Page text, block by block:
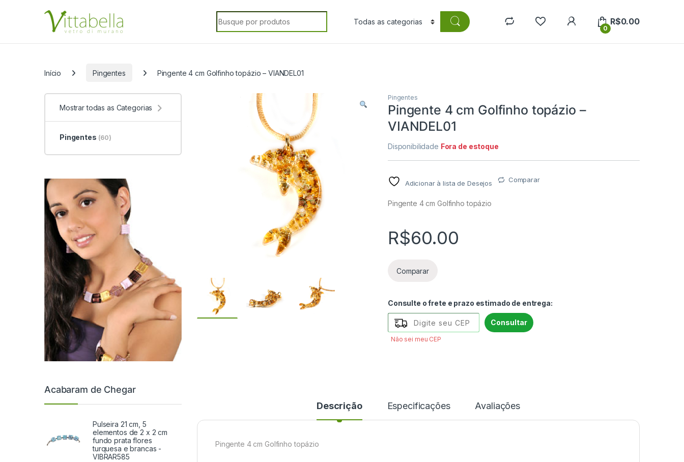
Search for:
0
R$0.00
Início Pingentes Pingente 4 cm Golfinho topázio – VIANDEL01
Pingentes
Pingente 4 cm Golfinho topázio –
VIANDEL01
Disponibilidade Fora de estoque
Adicionar à lista de Desejos Comparar
Pingente 4 cm Golfinho topázio
R$60.00
Comparar
Consulte o frete e prazo estimado de entrega:
Consultar
Não sei meu CEP
Descrição Especificações Avaliações
Pingente 4 cm Golfinho topázio
Mostrar todas as Categorias
Pingentes (60)
Acabaram de Chegar
Pulseira 21 cm, 5
elementos de 2 x 2 cm
fundo prata flores
turquesa e brancas -
VIBRAR585